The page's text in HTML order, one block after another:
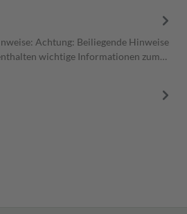
Achtung: Beiliegende Hinweise
wichtige Informationen zum…